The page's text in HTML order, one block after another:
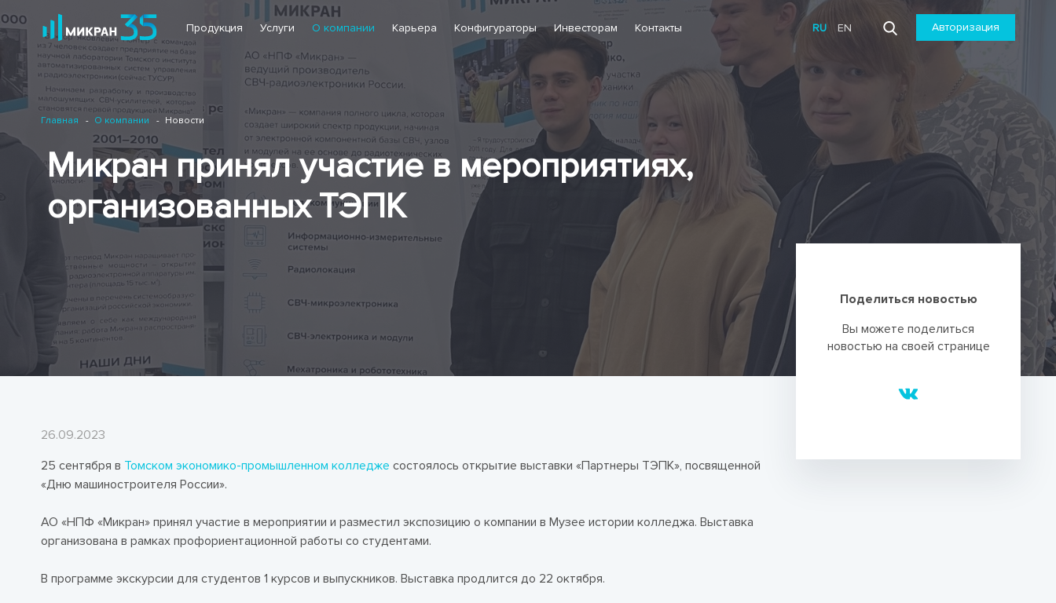
Продукция Услуги О компании Карьера Конфигураторы Инвесторам Контакты RU EN Авторизация
Микран принял участие в мероприятиях,
организованных ТЭПК
Поделиться новостью
Вы можете поделиться
новостью на своей странице
Главная О компании Новости
26.09.2023
25 сентября в Томском экономико-промышленном колледже состоялось открытие выставки «Партнеры ТЭПК», посвященной
«Дню машиностроителя России».
АО «НПФ «Микран» принял участие в мероприятии и разместил экспозицию о компании в Музее истории колледжа. Выставка
организована в рамках профориентационной работы со студентами.
В программе экскурсии для студентов 1 курсов и выпускников. Выставка продлится до 22 октября.